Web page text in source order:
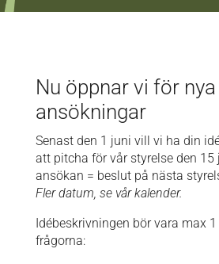
Nu öppnar vi för nya
ansökningar
Senast den 1 juni vill vi ha din
att pitcha för vår styrelse den 15
ansökan = beslut på nästa
Fler datum, se vår kalender.
Idébeskrivningen bör vara max
frågorna: